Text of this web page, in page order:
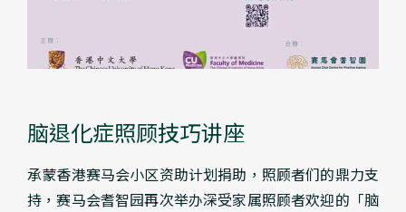
脑退化症照顾技巧讲座
承蒙香港赛马会小区资助计划捐助，照顾者们的鼎力支
持，赛马会耆智园再次举办深受家属照顾者欢迎的「脑